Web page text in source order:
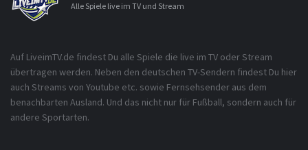
Alle Spiele live im TV und Stream
Auf LiveimTV.de findest Du alle Spiele die live im TV oder Stream
übertragen werden. Neben den deutschen TV-Sendern findest Du hier
auch Streams von Youtube etc. sowie Fernsehsender aus dem
benachbarten Ausland. Und das nicht nur für Fußball, sondern auch für
andere Sportarten.